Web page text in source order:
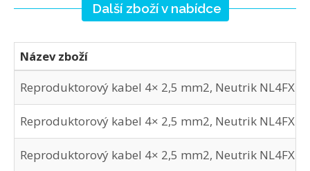
Další zboží v nabídce
Název zboží
Reproduktorový kabel 4× 2,5 mm2, Neutrik NL4FX -
Reproduktorový kabel 4× 2,5 mm2, Neutrik NL4FX -
Reproduktorový kabel 4× 2,5 mm2, Neutrik NL4FX -